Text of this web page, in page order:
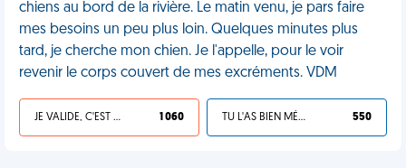
chiens au bord de la rivière. Le matin venu, je pars faire
mes besoins un peu plus loin. Quelques minutes plus
tard, je cherche mon chien. Je l'appelle, pour le voir
revenir le corps couvert de mes excréments. VDM
JE VALIDE, C'EST UNE VDM 1 060 TU L'AS BIEN MÉRITÉ 550